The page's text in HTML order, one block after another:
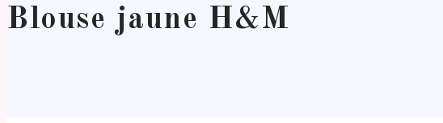
Blouse jaune H&M